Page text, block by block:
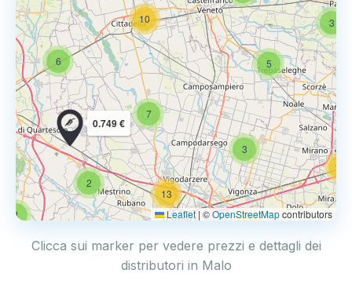
14
3
4
2
5
3
6
10
7
13
0.749 €
Leaflet | ©OpenStreetMapcontributors
Clicca sui marker per vedere prezzi e dettagli dei
distributori in Malo